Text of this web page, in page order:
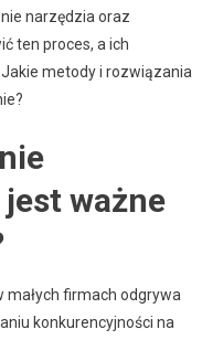
narzędzia oraz
ten proces, a ich
metody i rozwiązania
ważne
małych firmach odgrywa
konkurencyjności na